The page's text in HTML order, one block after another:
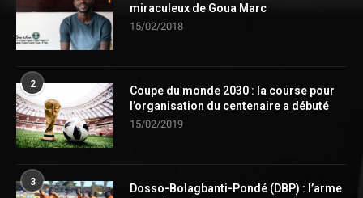
miraculeux de Goua Marc
15/02/2018
2
Coupe du monde 2030 : la course pour
l’organisation du centenaire a débuté
15/02/2019
3
Dosso-Bolagbanti-Pondé (DBP) : l’arme